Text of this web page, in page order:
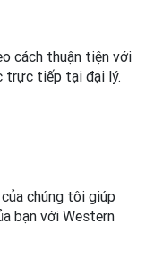
cách thuận tiện với
trực tiếp tại đại lý.
chúng tôi giúp
bạn với Western